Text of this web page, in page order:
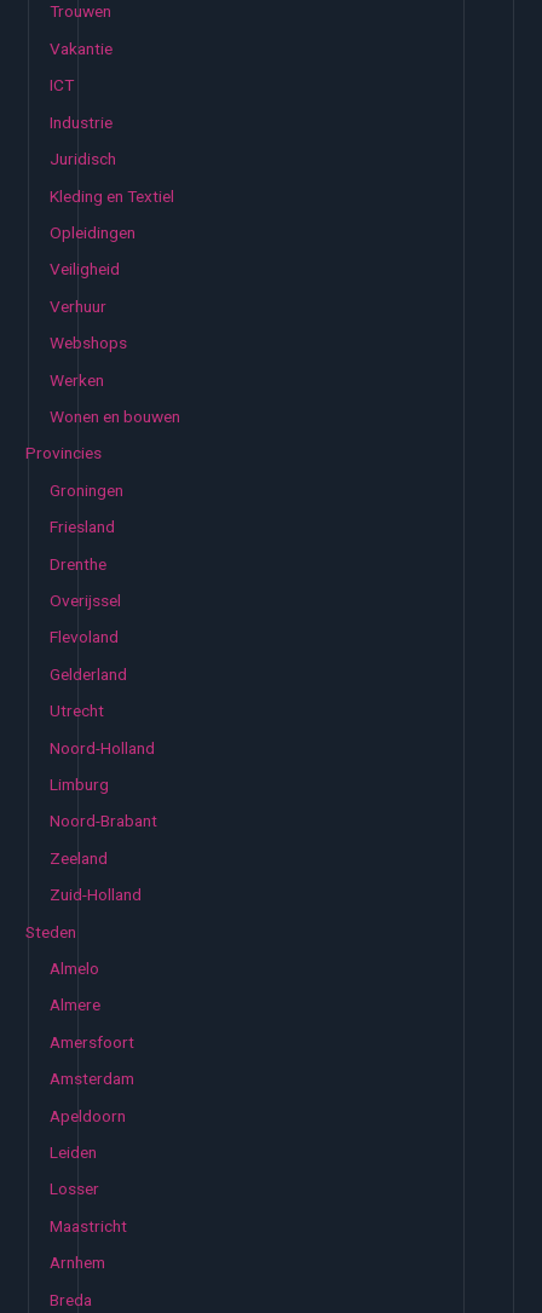
Trouwen
Vakantie
ICT
Industrie
Juridisch
Kleding en Textiel
Opleidingen
Veiligheid
Verhuur
Webshops
Werken
Wonen en bouwen
Provincies
Groningen
Friesland
Drenthe
Overijssel
Flevoland
Gelderland
Utrecht
Noord-Holland
Limburg
Noord-Brabant
Zeeland
Zuid-Holland
Steden
Almelo
Almere
Amersfoort
Amsterdam
Apeldoorn
Leiden
Losser
Maastricht
Arnhem
Breda